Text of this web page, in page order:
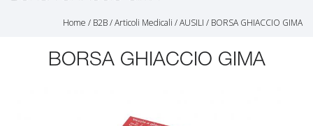
Home / B2B/Articoli Medicali /AUSILI / BORSA GHIACCIO GIMA
BORSA GHIACCIO GIMA